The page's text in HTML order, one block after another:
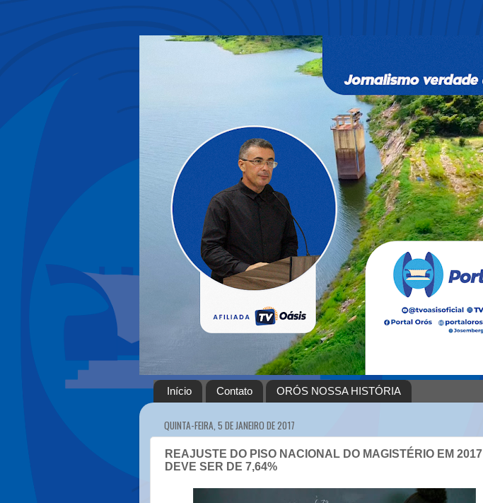
Início Contato ORÓS NOSSA HISTÓRIA
QUINTA-FEIRA, 5 DE JANEIRO DE 2017
REAJUSTE DO PISO NACIONAL DO MAGISTÉRIO EM 2017
DEVE SER DE 7,64%